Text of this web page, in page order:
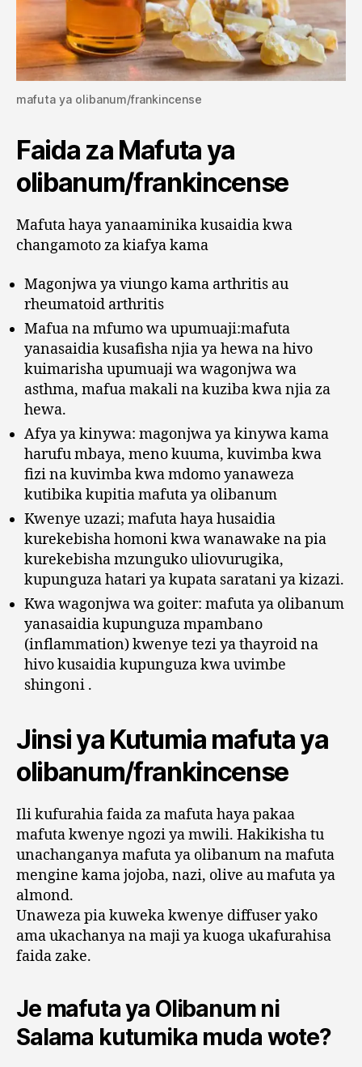
mafuta ya olibanum/frankincense
Faida za Mafuta ya
olibanum/frankincense
Mafuta haya yanaaminika kusaidia kwa
changamoto za kiafya kama
Magonjwa ya viungo kama arthritis au
rheumatoid arthritis
Mafua na mfumo wa upumuaji:mafuta
yanasaidia kusafisha njia ya hewa na hivo
kuimarisha upumuaji wa wagonjwa wa
asthma, mafua makali na kuziba kwa njia za
hewa.
Afya ya kinywa: magonjwa ya kinywa kama
harufu mbaya, meno kuuma, kuvimba kwa
fizi na kuvimba kwa mdomo yanaweza
kutibika kupitia mafuta ya olibanum
Kwenye uzazi; mafuta haya husaidia
kurekebisha homoni kwa wanawake na pia
kurekebisha mzunguko uliovurugika,
kupunguza hatari ya kupata saratani ya kizazi.
Kwa wagonjwa wa goiter: mafuta ya olibanum
yanasaidia kupunguza mpambano
(inflammation) kwenye tezi ya thayroid na
hivo kusaidia kupunguza kwa uvimbe
shingoni .
Jinsi ya Kutumia mafuta ya
olibanum/frankincense
Ili kufurahia faida za mafuta haya pakaa
mafuta kwenye ngozi ya mwili. Hakikisha tu
unachanganya mafuta ya olibanum na mafuta
mengine kama jojoba, nazi, olive au mafuta ya
almond.
Unaweza pia kuweka kwenye diffuser yako
ama ukachanya na maji ya kuoga ukafurahisa
faida zake.
Je mafuta ya Olibanum ni
Salama kutumika muda wote?